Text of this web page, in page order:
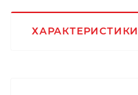
ХАРАКТЕРИСТИКИ